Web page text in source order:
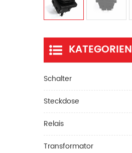
KATEGORIEN
Schalter
Steckdose
Relais
Transformator